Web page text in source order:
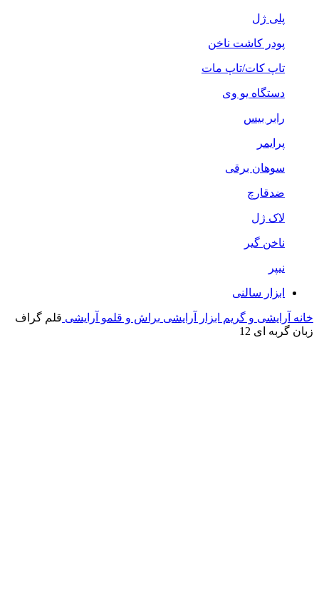
پلی ژل
پودر کاشت ناخن
تاپ کات/تاپ مات
دستگاه یو وی
رابر بیس
پرایمر
سوهان برقی
ضدقارچ
لاک ژل
ناخن گیر
نیپر
ابزار سالنی
خانه آرایشی و گریم ابزار آرایشی براش و قلمو آرایشی قلم گراف
زبان گربه ای 12